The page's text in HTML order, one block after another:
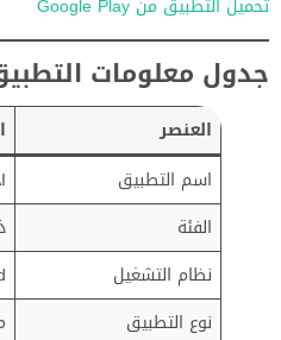
تحميل التطبيق من Google Play
جدول معلومات
العنصر
اسم التطبيق
الفئة
نظام التشغيل
نوع التطبيق